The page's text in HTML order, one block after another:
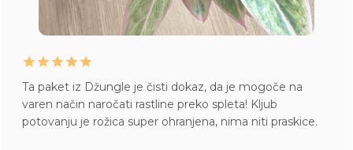
Ta paket iz Džungle je čisti dokaz, da je mogoče na
varen način naročati rastline preko spleta! Kljub
potovanju je rožica super ohranjena, nima niti praskice.